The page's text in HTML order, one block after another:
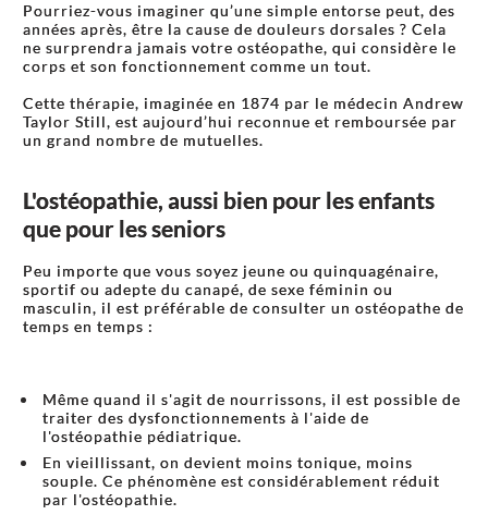
Pourriez-vous imaginer qu’une simple entorse peut, des
années après, être la cause de douleurs dorsales ? Cela
ne surprendra jamais votre ostéopathe, qui considère le
corps et son fonctionnement comme un tout.
Cette thérapie, imaginée en 1874 par le médecin Andrew
Taylor Still, est aujourd’hui reconnue et remboursée par
un grand nombre de mutuelles.
L'ostéopathie, aussi bien pour les enfants
que pour les seniors
Peu importe que vous soyez jeune ou quinquagénaire,
sportif ou adepte du canapé, de sexe féminin ou
masculin, il est préférable de consulter un ostéopathe de
temps en temps :
Même quand il s'agit de nourrissons, il est possible de
traiter des dysfonctionnements à l'aide de
l'ostéopathie pédiatrique.
En vieillissant, on devient moins tonique, moins
souple. Ce phénomène est considérablement réduit
par l'ostéopathie.